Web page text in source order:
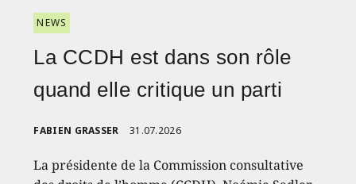
NEWS
La CCDH est dans son rôle
quand elle critique un parti
FABIEN GRASSER 31.07.2026
La présidente de la Commission consultative